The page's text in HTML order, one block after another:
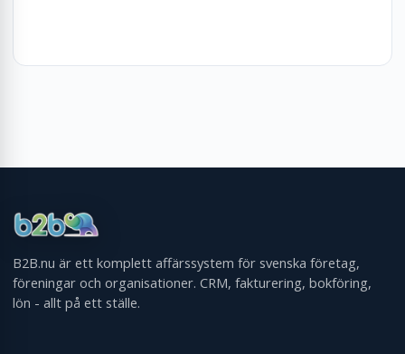
B2B.nu är ett komplett affärssystem för svenska företag,
föreningar och organisationer. CRM, fakturering, bokföring,
lön - allt på ett ställe.